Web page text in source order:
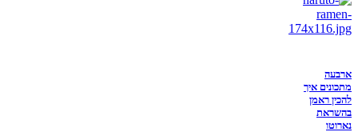
ארבעה
מתכונים איך
להכין ראמן
בהשראת
נארוטו